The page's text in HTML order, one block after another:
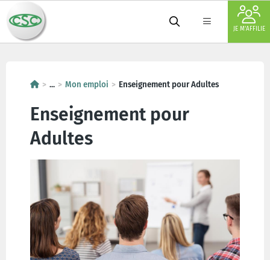
JE M'AFFILIE
... Mon emploi Enseignement pour Adultes
Enseignement pour
Adultes